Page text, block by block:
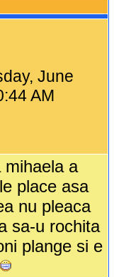
June
AM
mihaela a
place asa
nu pleaca
sa-u rochita
plange si e